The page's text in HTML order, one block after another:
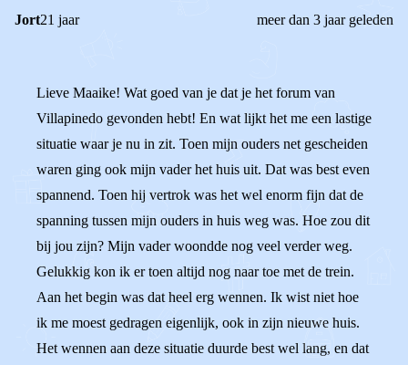
Jort21 jaar meer dan 3 jaar geleden
Lieve Maaike! Wat goed van je dat je het forum van
Villapinedo gevonden hebt! En wat lijkt het me een lastige
situatie waar je nu in zit. Toen mijn ouders net gescheiden
waren ging ook mijn vader het huis uit. Dat was best even
spannend. Toen hij vertrok was het wel enorm fijn dat de
spanning tussen mijn ouders in huis weg was. Hoe zou dit
bij jou zijn? Mijn vader woondde nog veel verder weg.
Gelukkig kon ik er toen altijd nog naar toe met de trein.
Aan het begin was dat heel erg wennen. Ik wist niet hoe
ik me moest gedragen eigenlijk, ook in zijn nieuwe huis.
Het wennen aan deze situatie duurde best wel lang, en dat